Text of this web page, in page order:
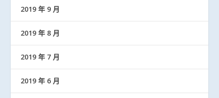
2019 年 9 月
2019 年 8 月
2019 年 7 月
2019 年 6 月